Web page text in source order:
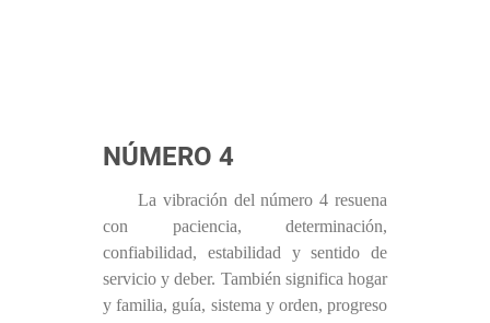
NÚMERO 4
La vibración del número 4 resuena
con paciencia, determinación,
confiabilidad, estabilidad y sentido de
servicio y deber. También significa hogar
y familia, guía, sistema y orden, progreso